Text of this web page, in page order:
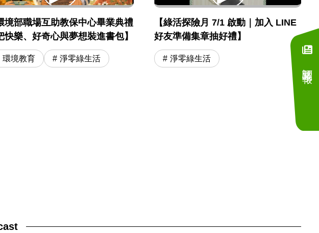
境部職場互助教保中心畢業典禮
快樂、好奇心與夢想裝進書包】
環境教育 淨零綠生活
【綠活探險月 7/1 啟動｜加入 LINE
好友準備集章抽好禮】
淨零綠生活